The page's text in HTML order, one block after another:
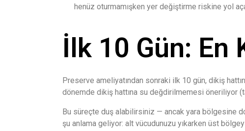
henüz oturmamışken yer değiştirme riskine yol
İlk 10 Gün: En
Preserve ameliyatından sonraki ilk 10 gün, dikiş
dönemde dikiş hattına su değdirilmemesi öneriliyor
Bu süreçte duş alabilirsiniz — ancak yara bölgesine
şu anlama geliyor: alt vücudunuzu yıkarken üst